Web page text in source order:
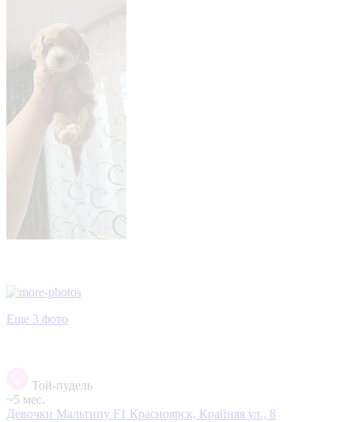
Еще 3 фото
Той-пудель
~5 мес.
Девочки Мальтипу F1 Красноярск, Крайняя ул., 8